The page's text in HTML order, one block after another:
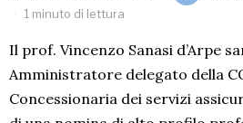
1 minuto di lettura
Il prof. Vincenzo Sanasi d’Arpe
Amministratore delegato della
Concessionaria dei servizi